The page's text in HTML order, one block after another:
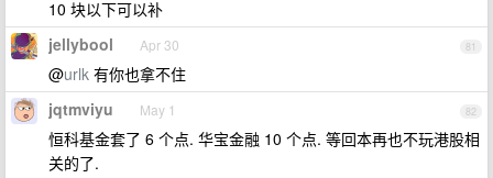
10 块以下可以补
81
jellybool Apr 30
@urlk 有你也拿不住
82
jqtmviyu May 1
恒科基金套了 6 个点. 华宝金融 10 个点. 等回本再也不玩港股相
关的了.